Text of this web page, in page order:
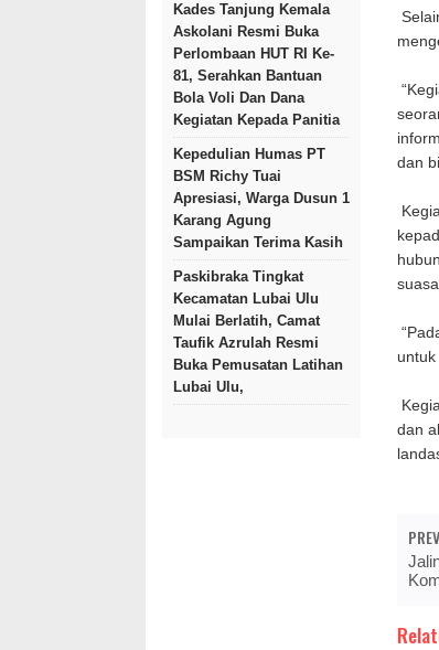
Kades Tanjung Kemala
Askolani Resmi Buka
Perlombaan HUT RI Ke-
81, Serahkan Bantuan
Bola Voli Dan Dana
Kegiatan Kepada Panitia
Kepedulian Humas PT
BSM Richy Tuai
Apresiasi, Warga Dusun 1
Karang Agung
Sampaikan Terima Kasih
Paskibraka Tingkat
Kecamatan Lubai Ulu
Mulai Berlatih, Camat
Taufik Azrulah Resmi
Buka Pemusatan Latihan
Lubai Ulu,
dan
dan